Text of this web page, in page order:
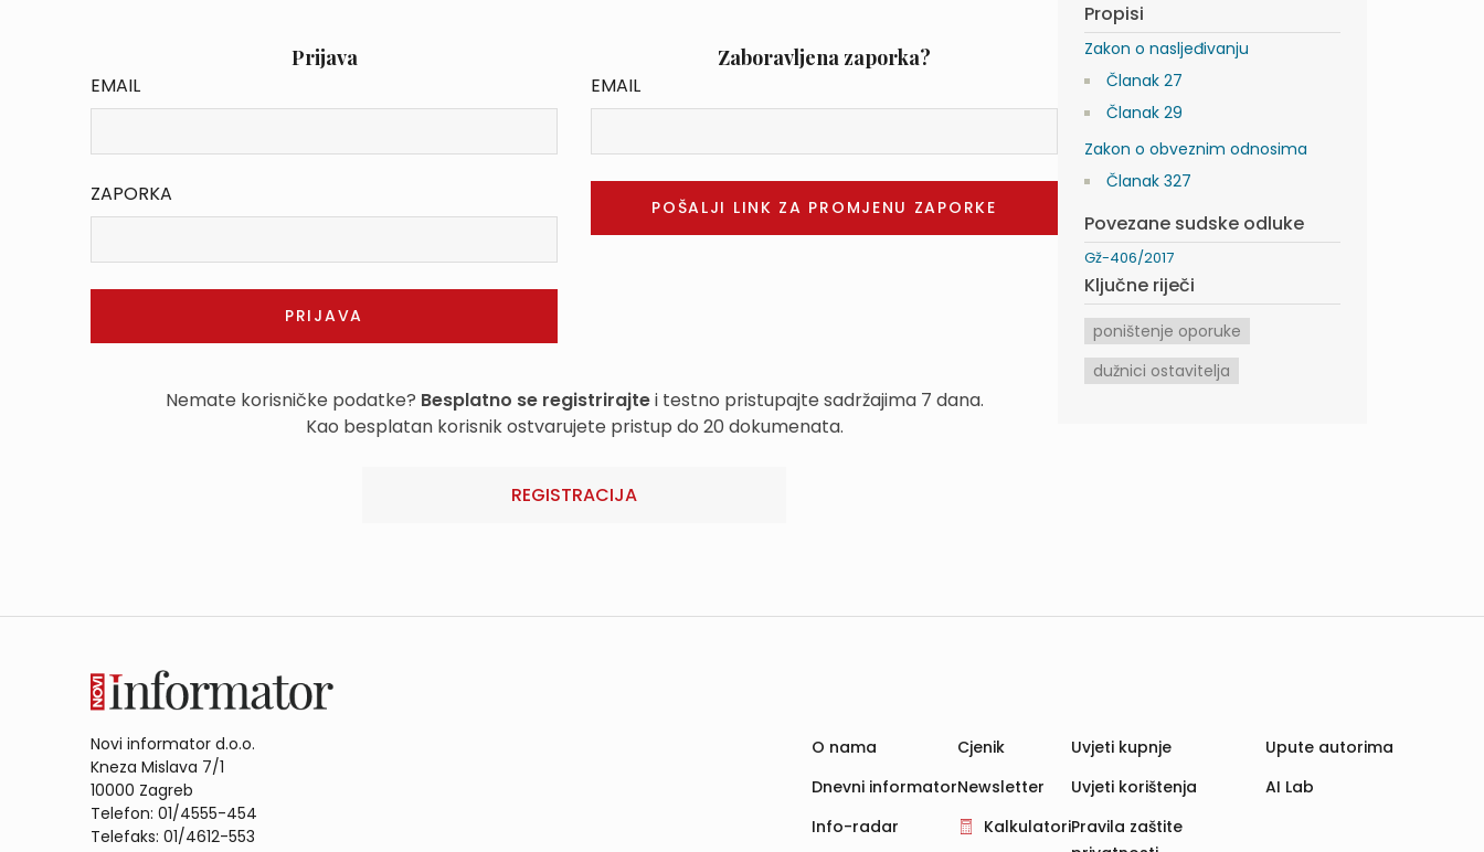
Prijava
EMAIL
ZAPORKA
Zaboravljena zaporka?
EMAIL
Nemate korisničke podatke? Besplatno se registrirajtei testno pristupajte sadržajima 7 dana.
Kao besplatan korisnik ostvarujete pristup do 20 dokumenata.
REGISTRACIJA
Propisi
Zakon o nasljeđivanju
Članak 27
Članak 29
Zakon o obveznim odnosima
Članak 327
Povezane sudske odluke
Gž-406/2017
Ključne riječi
poništenje oporuke
dužnici ostavitelja
Novi informator d.o.o.
Kneza Mislava 7/1
10000 Zagreb
Telefon: 01/4555-454
Telefaks: 01/4612-553
O nama
Dnevni informator
Info-radar
Cjenik
Newsletter
Kalkulatori
Uvjeti kupnje
Uvjeti korištenja
Pravila zaštite
Upute autorima
AI Lab